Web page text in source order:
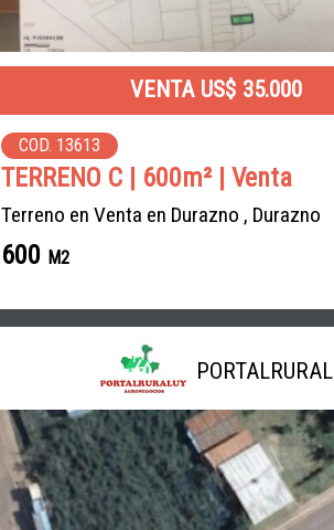
VENTA US$ 35.000
COD. 13613
TERRENO C | 600m² | Venta
Terreno en Venta en Durazno , Durazno
600 M2
PORTALRURAL